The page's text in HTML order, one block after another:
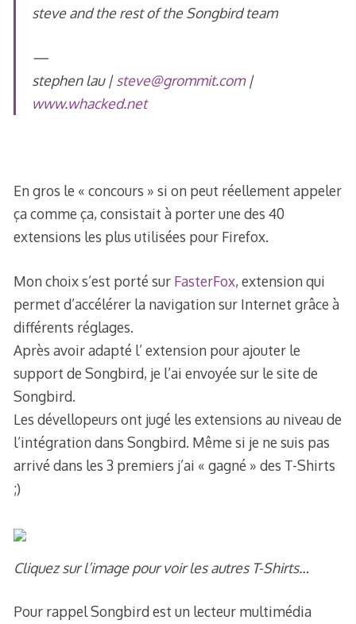
steve and the rest of the Songbird team
—
stephen lau |steve@grommit.com|
www.whacked.net
En gros le « concours » si on peut réellement appeler
ça comme ça, consistait à porter une des 40
extensions les plus utilisées pour Firefox.
Mon choix s’est porté sur FasterFox, extension qui
permet d’accélérer la navigation sur Internet grâce à
différents réglages.
Après avoir adapté l’ extension pour ajouter le
support de Songbird, je l’ai envoyée sur le site de
Songbird.
Les dévellopeurs ont jugé les extensions au niveau de
l’intégration dans Songbird. Même si je ne suis pas
arrivé dans les 3 premiers j’ai « gagné » des T-Shirts
;)
Cliquez sur l’image pour voir les autres T-Shirts…
Pour rappel Songbird est un lecteur multimédia